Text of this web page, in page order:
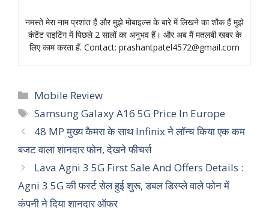
नमस्‍ते मेरा नाम प्रशांत हैं और मुझे मोबाइल्‍स के बारे में लिखने का शौक हैं मुझे
कंटेंट राइटिंग में पिछले 2 सालों का अनुभव हैं। और अब मैं मतलबी खबर के
लिए काम करता हँ. Contact: prashantpatel4572@gmail.com
Categories
Mobile Review
Tags
Samsung Galaxy A16 5G Price In Europe
48 MP मुख्य कैमरा के साथ Infinix ने लॉन्च किया एक कम
बजट वाला शानदार फोन, देखने फीचर्स
Lava Agni 3 5G First Sale And Offers Details :
Agni 3 5G की फर्स्ट सेल हुई शुरू, डबल डिस्प्ले वाले फोन में
कंपनी ने दिया शानदार ऑफर